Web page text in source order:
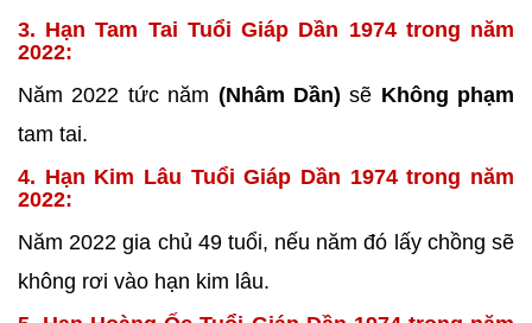
3. Hạn Tam Tai Tuổi Giáp Dần 1974 trong năm
2022:
Năm 2022 tức năm (Nhâm Dần) sẽ Không phạm
tam tai.
4. Hạn Kim Lâu Tuổi Giáp Dần 1974 trong năm
2022:
Năm 2022 gia chủ 49 tuổi, nếu năm đó lấy chồng sẽ
không rơi vào hạn kim lâu.